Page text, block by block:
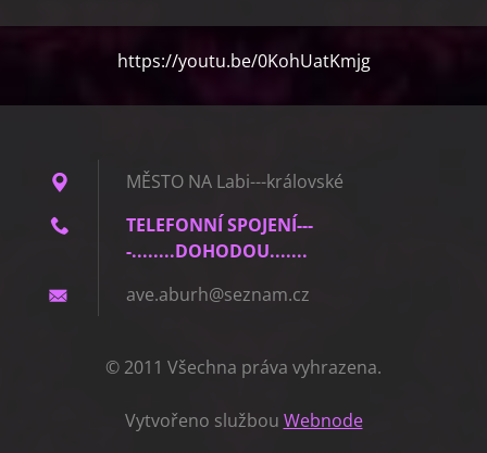
https://youtu.be/0KohUatKmjg
MĚSTO NA Labi---královské
TELEFONNÍ SPOJENÍ---
-........DOHODOU.......
ave.aburh@seznam.cz
© 2011 Všechna práva vyhrazena.
Vytvořeno službou Webnode